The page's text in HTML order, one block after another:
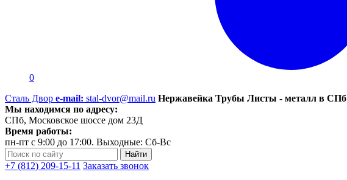
0
Сталь Двор e-mail: stal-dvor@mail.ru Нержавейка Трубы Листы - металл в СПб
Мы находимся по адресу:
СПб, Московское шоссе дом 23Д
Время работы:
пн-пт с 9:00 до 17:00. Выходные: Сб-Вс
+7 (812) 209-15-11 Заказать звонок